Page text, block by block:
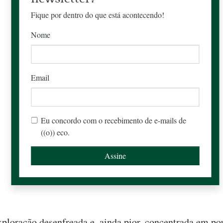
Fique por dentro do que está acontecendo!
Nome
Email
Eu concordo com o recebimento de e-mails de
((o)) eco.